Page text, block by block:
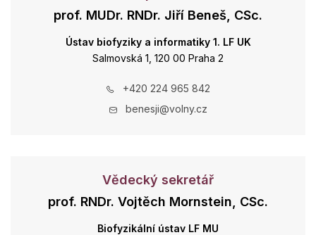
prof. MUDr. RNDr. Jiří Beneš, CSc.
Ústav biofyziky a informatiky 1. LF UK
Salmovská 1, 120 00 Praha 2
+420 224 965 842
benesji@volny.cz
Vědecký sekretář
prof. RNDr. Vojtěch Mornstein, CSc.
Biofyzikální ústav LF MU